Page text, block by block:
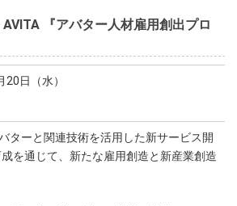
『アバター人材雇用創出プロ
20日（水）
ターと関連技術を活用した新サービス開
を通じて、新たな雇用創造と新産業創造